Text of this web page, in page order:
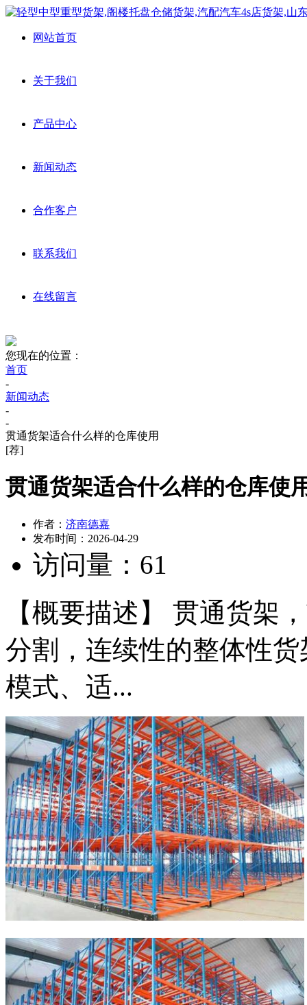
网站首页
关于我们
产品中心
新闻动态
合作客户
联系我们
在线留言
您现在的位置：
首页
-
新闻动态
-
-
贯通货架适合什么样的仓库使用
[荐]
贯通货架适合什么样的仓库使
作者： 济南德嘉
发布时间： 2026-04-29
访问量： 61
【概要描述】
贯通货架
分割，连续性的整体性
模式、适...